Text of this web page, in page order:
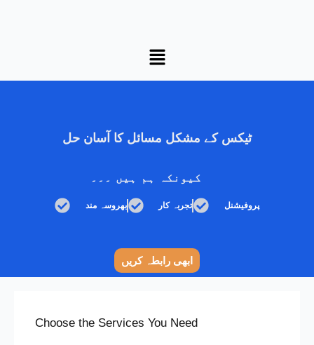
Menu
ٹیکس کے مشکل مسائل کا آسان حل
کیونکہ ہم ہیں ۔۔۔
بھروسہ مند تجربہ کار پروفیشنل
ابھی رابطہ کریں
Choose the Services You Need